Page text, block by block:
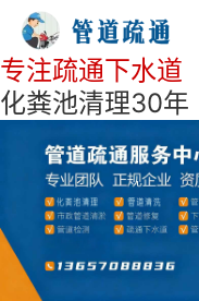
专注疏通下水道
化粪池清理30年